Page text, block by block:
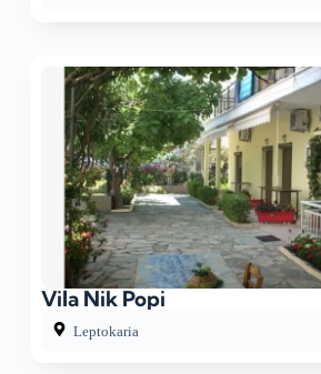
Vila Nik Popi
Leptokaria